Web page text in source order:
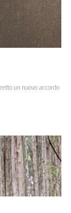
un nuovo accordo